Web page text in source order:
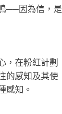
──因為信 ，是
，在粉紅計劃
的感知及其使
感知。